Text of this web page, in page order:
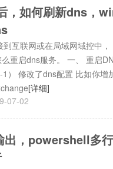
如何刷新dns，
互联网或在局域网域控中
重启dns服务。 一、 重启
） 修改了dns配置 比如你增
[详细]
07-02
，powershell多